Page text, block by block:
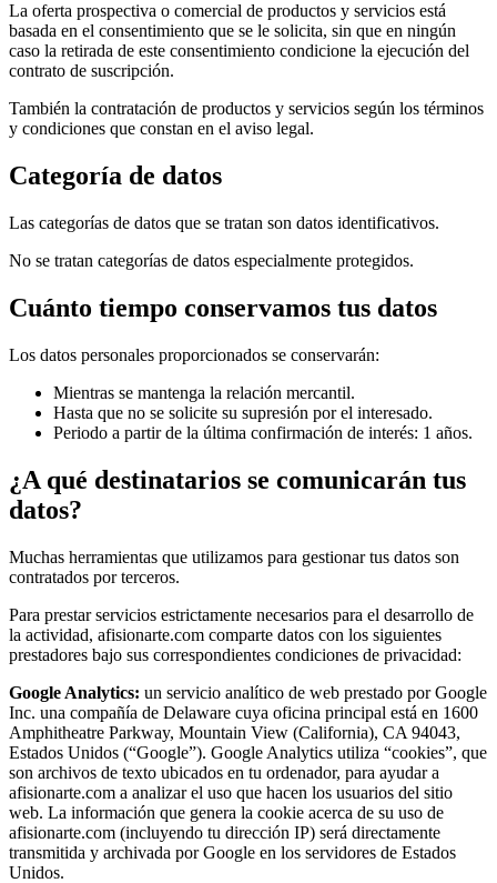
La oferta prospectiva o comercial de productos y servicios está
basada en el consentimiento que se le solicita, sin que en ningún
caso la retirada de este consentimiento condicione la ejecución del
contrato de suscripción.
También la contratación de productos y servicios según los términos
y condiciones que constan en el aviso legal.
Categoría de datos
Las categorías de datos que se tratan son datos identificativos.
No se tratan categorías de datos especialmente protegidos.
Cuánto tiempo conservamos tus datos
Los datos personales proporcionados se conservarán:
Mientras se mantenga la relación mercantil.
Hasta que no se solicite su supresión por el interesado.
Periodo a partir de la última confirmación de interés: 1 años.
¿A qué destinatarios se comunicarán tus
datos?
Muchas herramientas que utilizamos para gestionar tus datos son
contratados por terceros.
Para prestar servicios estrictamente necesarios para el desarrollo de
la actividad, afisionarte.com comparte datos con los siguientes
prestadores bajo sus correspondientes condiciones de privacidad:
Google Analytics: un servicio analítico de web prestado por Google
Inc. una compañía de Delaware cuya oficina principal está en 1600
Amphitheatre Parkway, Mountain View (California), CA 94043,
Estados Unidos (“Google”). Google Analytics utiliza “cookies”, que
son archivos de texto ubicados en tu ordenador, para ayudar a
afisionarte.com a analizar el uso que hacen los usuarios del sitio
web. La información que genera la cookie acerca de su uso de
afisionarte.com (incluyendo tu dirección IP) será directamente
transmitida y archivada por Google en los servidores de Estados
Unidos.